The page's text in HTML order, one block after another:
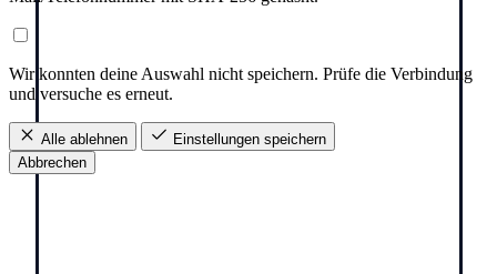
Wir konnten deine Auswahl nicht speichern. Prüfe die Verbindung
und versuche es erneut.
Alle ablehnen
Einstellungen speichern
Abbrechen